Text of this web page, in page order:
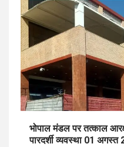
भोपाल मंडल पर तत्काल
पारदर्शी व्यवस्था 01